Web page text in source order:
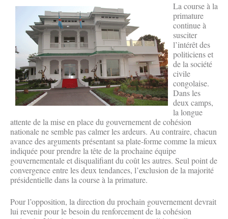
La course à la
primature
continue à
susciter
l’intérêt des
politiciens et
de la société
civile
congolaise.
Dans les
deux camps,
la longue
attente de la mise en place du gouvernement de cohésion
nationale ne semble pas calmer les ardeurs. Au contraire, chacun
avance des arguments présentant sa plate-forme comme la mieux
indiquée pour prendre la tête de la prochaine équipe
gouvernementale et disqualifiant du coût les autres. Seul point de
convergence entre les deux tendances, l’exclusion de la majorité
présidentielle dans la course à la primature.
Pour l’opposition, la direction du prochain gouvernement devrait
lui revenir pour le besoin du renforcement de la cohésion